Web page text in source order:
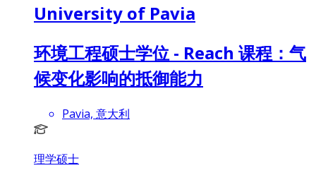
University of Pavia
环境工程硕士学位 - Reach 课程：气
候变化影响的抵御能力
Pavia, 意大利
理学硕士